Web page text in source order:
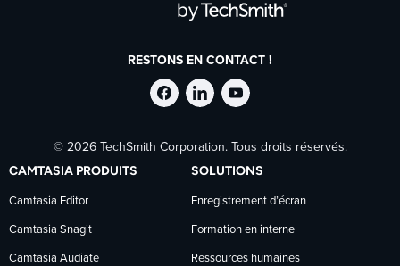
RESTONS EN CONTACT !
Suivre
TechSmith
sur
Facebook
Suivre
TechSmith
sur
LinkedIn
Suivre
TechSmith
sur
YouTube
© 2026 TechSmith Corporation. Tous droits réservés.
CAMTASIA PRODUITS
Camtasia Editor
Camtasia Snagit
Camtasia Audiate
SOLUTIONS
Enregistrement d’écran
Formation en interne
Ressources humaines